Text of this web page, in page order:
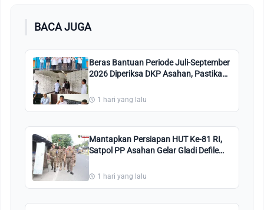
BACA JUGA
Beras Bantuan Periode Juli-September
2026 Diperiksa DKP Asahan, Pastikan
1 hari yang lalu
Mantapkan Persiapan HUT Ke-81 RI,
Satpol PP Asahan Gelar Gladi Defile
1 hari yang lalu